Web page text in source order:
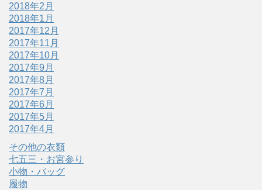
2018年2月
2018年1月
2017年12月
2017年11月
2017年10月
2017年9月
2017年8月
2017年7月
2017年6月
2017年5月
2017年4月
その他の衣類
七五三・お宮参り
小物・バッグ
履物